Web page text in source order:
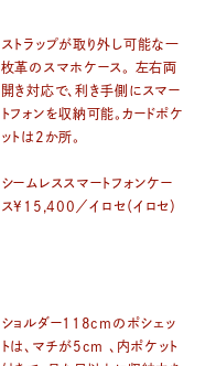
ストラップが取り外し可能な一
枚革のスマホケース。 左右両
開き対応で、利き手側にスマー
トフォンを収納可能。カードポケ
ットは2か所。
シームレススマートフォンケー
ス¥15,400／イロセ（イロセ）
ショルダー118cmのポシェッ
トは、マチが5cm 、内ポケット